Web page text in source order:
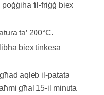
fil-friġġ biex
ta’ 200°C.
biex tinkesa
aqleb il-patata
għal 15-il minuta